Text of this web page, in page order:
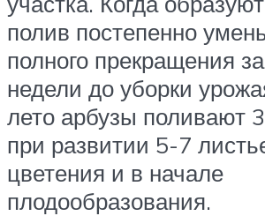
полив постепенно
полного прекращения
недели до уборки
лето арбузы поливают
при развитии 5-7
цветения и в начале
плодообразования.